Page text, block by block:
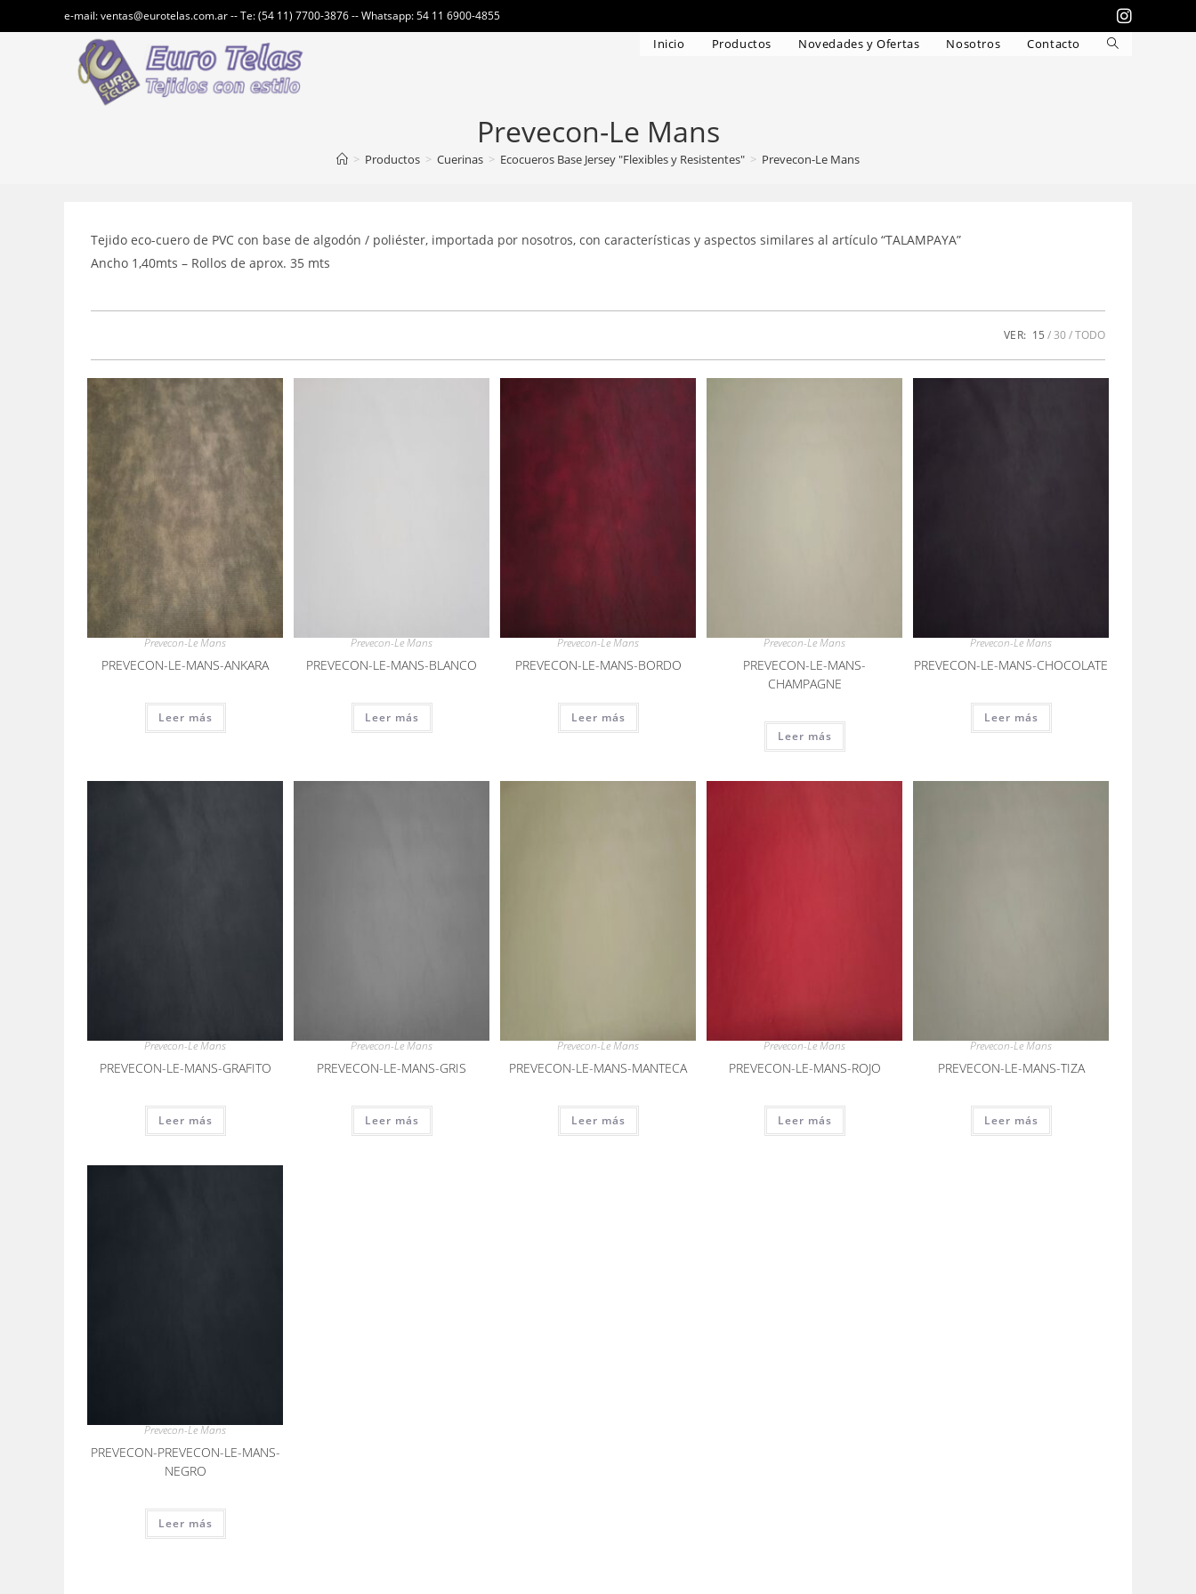
al
e-mail: ventas@eurotelas.com.ar -- Te: (54 11) 7700-3876 -- Whatsapp: 54 11 6900-4855
Inicio Productos Novedades y Ofertas Nosotros Contacto
Alternar
Prevecon-Le Mans
> Productos > Cuerinas > Ecocueros Base Jersey "Flexibles y Resistentes" > Prevecon-Le Mans
Tejido eco-cuero de PVC con base de algodón / poliéster, importada por nosotros, con características y aspectos similares al artículo “TALAMPAYA”
Ancho 1,40mts – Rollos de aprox. 35 mts
VER: 15 30 TODO
Prevecon-Le Mans
PREVECON-LE-MANS-ANKARA
Leer más
Prevecon-Le Mans
PREVECON-LE-MANS-BLANCO
Leer más
Prevecon-Le Mans
PREVECON-LE-MANS-BORDO
Leer más
Prevecon-Le Mans
PREVECON-LE-MANS-
CHAMPAGNE
Leer más
Prevecon-Le Mans
PREVECON-LE-MANS-CHOCOLATE
Leer más
Prevecon-Le Mans
PREVECON-LE-MANS-GRAFITO
Leer más
Prevecon-Le Mans
PREVECON-LE-MANS-GRIS
Leer más
Prevecon-Le Mans
PREVECON-LE-MANS-MANTECA
Leer más
Prevecon-Le Mans
PREVECON-LE-MANS-ROJO
Leer más
Prevecon-Le Mans
PREVECON-LE-MANS-TIZA
Leer más
Prevecon-Le Mans
PREVECON-PREVECON-LE-MANS-
NEGRO
Leer más